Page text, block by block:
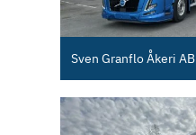
Sven Granflo Åkeri AB